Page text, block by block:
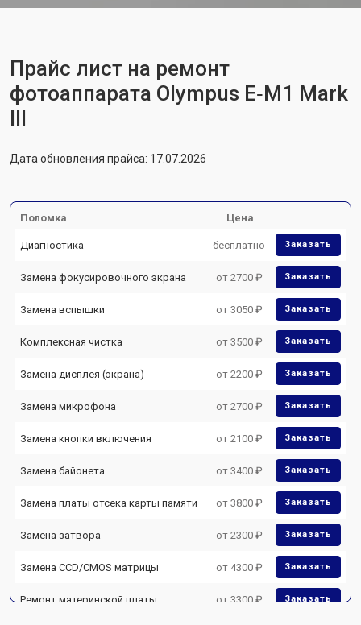
Прайс лист на ремонт
фотоаппарата Olympus E‑M1 Mark
III
Дата обновления прайса: 17.07.2026
Поломка Цена
Диагностика бесплатно Заказать
Замена фокусировочного экрана от 2700 ₽ Заказать
Замена вспышки от 3050 ₽ Заказать
Комплексная чистка от 3500 ₽ Заказать
Замена дисплея (экрана) от 2200 ₽ Заказать
Замена микрофона от 2700 ₽ Заказать
Замена кнопки включения от 2100 ₽ Заказать
Замена байонета от 3400 ₽ Заказать
Замена платы отсека карты памяти от 3800 ₽ Заказать
Замена затвора от 2300 ₽ Заказать
Замена CCD/CMOS матрицы от 4300 ₽ Заказать
Ремонт материнской платы от 3300 ₽ Заказать